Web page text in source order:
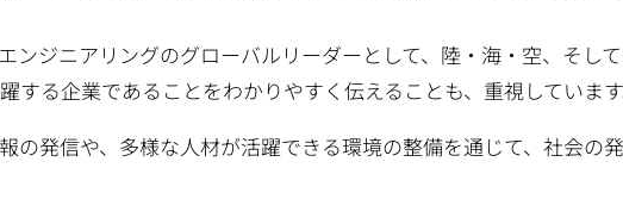
ンジニアリングのグローバルリーダーとして、陸・海・空、そし
する企業であることをわかりやすく伝えることも、重視しています
の発信や、多様な人材が活躍できる環境の整備を通じて、社会の